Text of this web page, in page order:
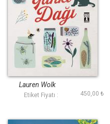
Yankı Dağı
Lauren Wolk
Etiket Fiyatı : 450,00 ₺